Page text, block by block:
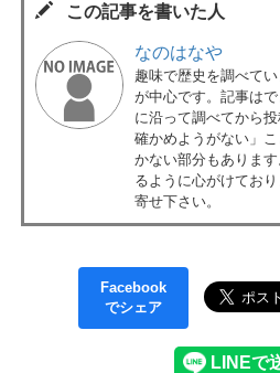
この記事を書いた人
なのはなや
趣味で歴史を調べて
が中心です。記事は
に沿って調べてから
確かめようがない」
かない部分もありま
るように心がけてお
寄せ下さい。
Facebook
でシェア